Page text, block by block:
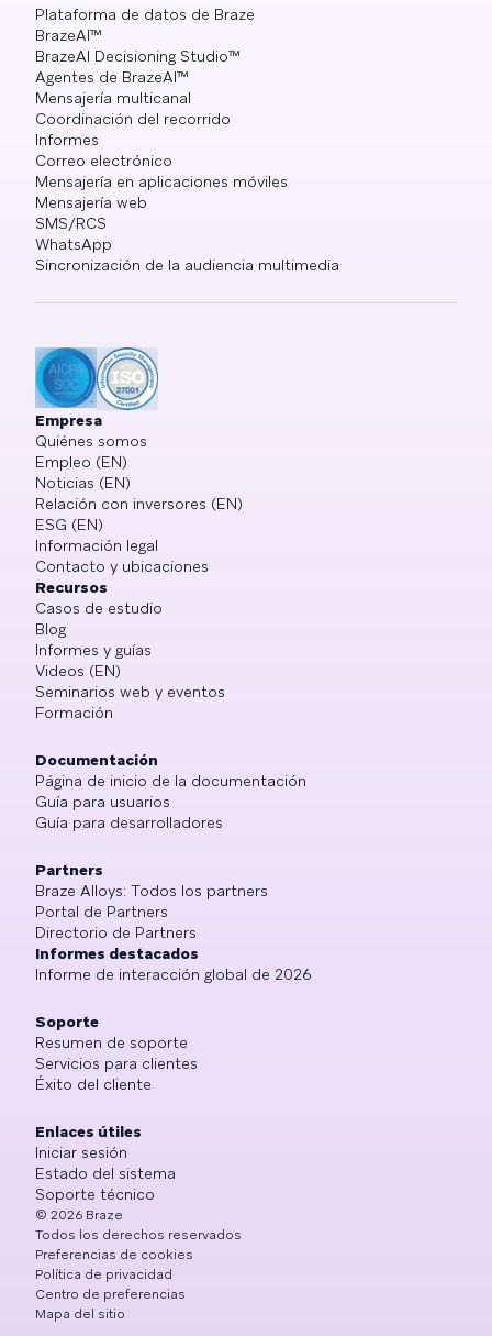
Plataforma de datos de Braze
BrazeAI™
BrazeAI Decisioning Studio™
Agentes de BrazeAI™
Mensajería multicanal
Coordinación del recorrido
Informes
Correo electrónico
Mensajería en aplicaciones móviles
Mensajería web
SMS/RCS
WhatsApp
Sincronización de la audiencia multimedia
Empresa
Quiénes somos
Empleo (EN)
Noticias (EN)
Relación con inversores (EN)
ESG (EN)
Información legal
Contacto y ubicaciones
Recursos
Casos de estudio
Blog
Informes y guías
Videos (EN)
Seminarios web y eventos
Formación
Documentación
Página de inicio de la documentación
Guía para usuarios
Guía para desarrolladores
Partners
Braze Alloys: Todos los partners
Portal de Partners
Directorio de Partners
Informes destacados
Informe de interacción global de 2026
Soporte
Resumen de soporte
Servicios para clientes
Éxito del cliente
Enlaces útiles
Iniciar sesión
Estado del sistema
Soporte técnico
© 2026 Braze
Todos los derechos reservados
Preferencias de cookies
Política de privacidad
Centro de preferencias
Mapa del sitio